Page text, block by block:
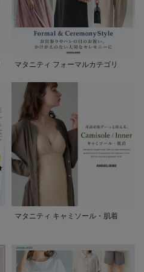
マタニティ フォーマルカテゴリ
マタニティ キャミソール・肌着